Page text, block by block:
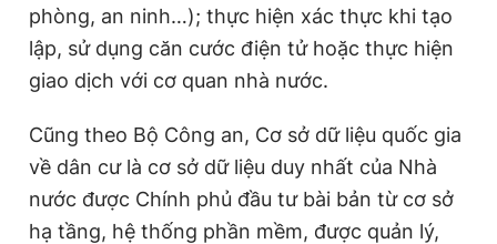
phòng, an ninh…); thực hiện xác thực khi tạo
lập, sử dụng căn cước điện tử hoặc thực hiện
giao dịch với cơ quan nhà nước.
Cũng theo Bộ Công an, Cơ sở dữ liệu quốc gia
về dân cư là cơ sở dữ liệu duy nhất của Nhà
nước được Chính phủ đầu tư bài bản từ cơ sở
hạ tầng, hệ thống phần mềm, được quản lý,